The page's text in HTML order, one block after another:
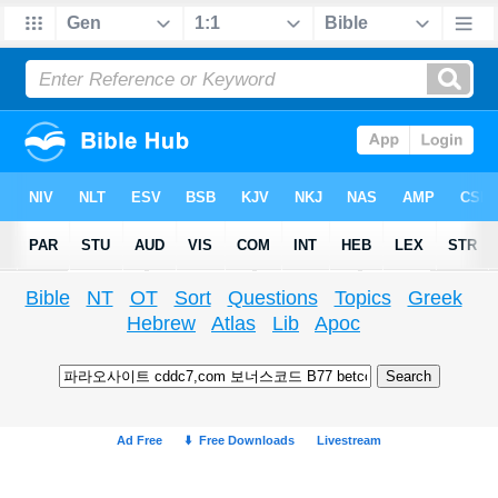
Bible NT OT Sort Questions Topics
Greek
Hebrew
Atlas Lib Apoc